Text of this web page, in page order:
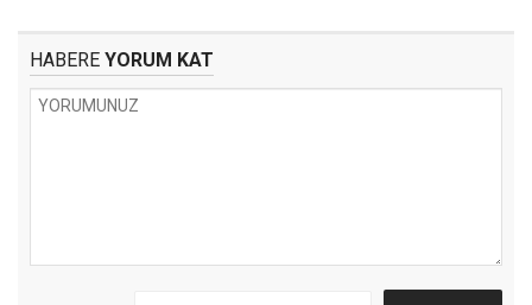
HABERE YORUM KAT